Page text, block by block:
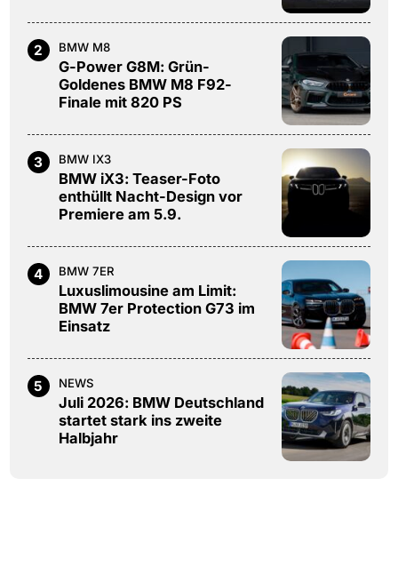
2 BMW M8
G-Power G8M: Grün-
Goldenes BMW M8 F92-
Finale mit 820 PS
3 BMW IX3
BMW iX3: Teaser-Foto
enthüllt Nacht-Design vor
Premiere am 5.9.
4 BMW 7ER
Luxuslimousine am Limit:
BMW 7er Protection G73 im
Einsatz
5 NEWS
Juli 2026: BMW Deutschland
startet stark ins zweite
Halbjahr